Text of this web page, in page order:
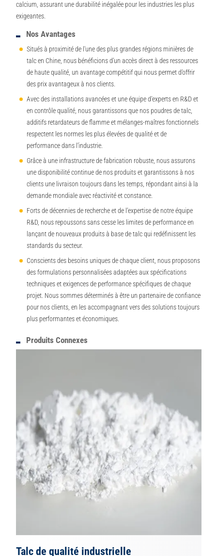
calcium, assurant une durabilité inégalée pour les industries les plus
exigeantes.
Nos Avantages
Situés à proximité de l'une des plus grandes régions minières de
talc en Chine, nous bénéficions d’un accès direct à des ressources
de haute qualité, un avantage compétitif qui nous permet d’offrir
des prix avantageux à nos clients.
Avec des installations avancées et une équipe d’experts en R&D et
en contrôle qualité, nous garantissons que nos poudres de talc,
additifs retardateurs de flamme et mélanges-maîtres fonctionnels
respectent les normes les plus élevées de qualité et de
performance dans l’industrie.
Grâce à une infrastructure de fabrication robuste, nous assurons
une disponibilité continue de nos produits et garantissons à nos
clients une livraison toujours dans les temps, répondant ainsi à la
demande mondiale avec réactivité et constance.
Forts de décennies de recherche et de l’expertise de notre équipe
R&D, nous repoussons sans cesse les limites de performance en
lançant de nouveaux produits à base de talc qui redéfinissent les
standards du secteur.
Conscients des besoins uniques de chaque client, nous proposons
des formulations personnalisées adaptées aux spécifications
techniques et exigences de performance spécifiques de chaque
projet. Nous sommes déterminés à être un partenaire de confiance
pour nos clients, en les accompagnant vers des solutions toujours
plus performantes et économiques.
Produits Connexes
Talc de qualité industrielle